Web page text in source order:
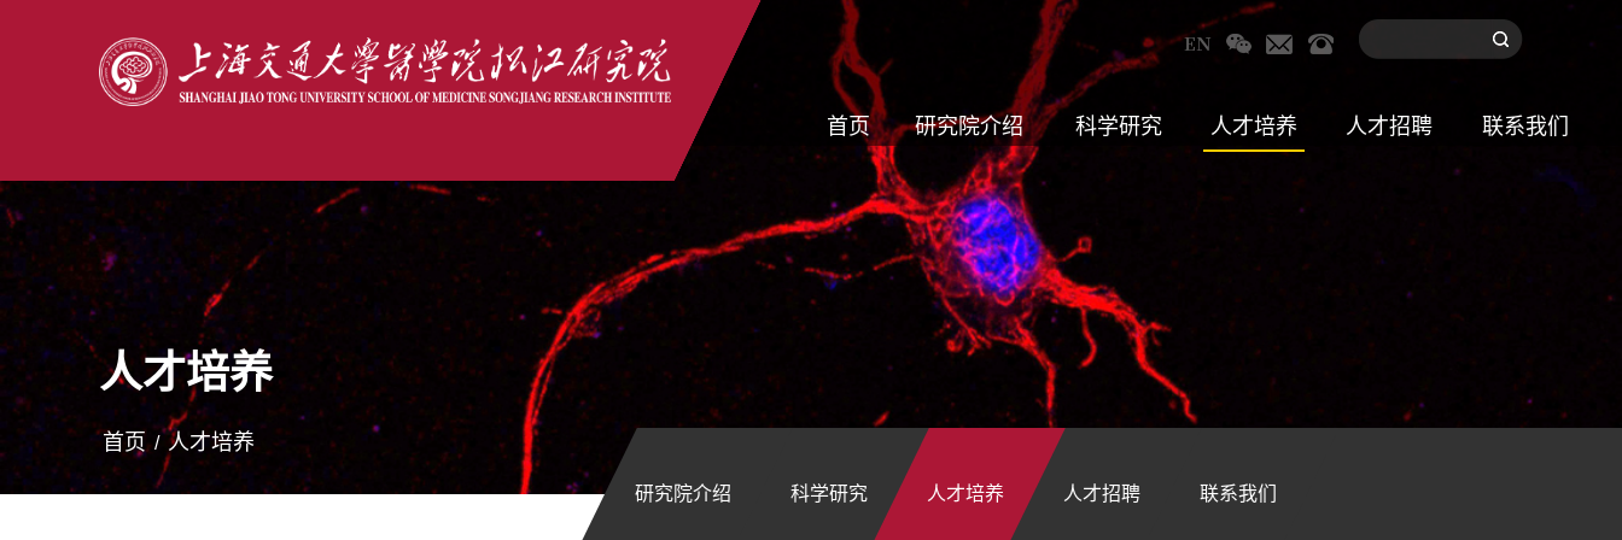
首页 研究院介绍 科学研究 人才培养 人才招聘 联系我们
人才培养
首页/ 人才培养
研究院介绍 科学研究 人才培养 人才招聘 联系我们